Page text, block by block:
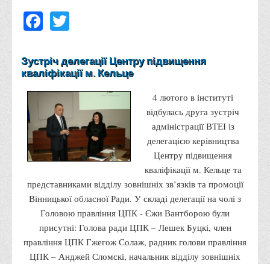
Структура
Факультети
Торгівлі, маркетингу та сфери обслуговування
Економіки, менеджменту та права
Кафедри
Маркетингу та реклами
Товарознавства, експертизи та торговельного
підприємництва
Туризму та готельно-ресторанної справи
Фізичного виховання та спорту
Менеджменту та публічного управління
Facebook
Зустріч делегації Центру підвищення
кваліфікації м. Кельце
4 лютого в інституті
відбулась друга зустріч
адміністрації ВТЕІ із
делегацією керівництва
Центру підвищення
кваліфікації м. Кельце та
представниками відділу зовнішніх зв’язків та промоції
Вінницької обласної Ради. У складі делегації на чолі з
Головою правління ЦПК - Єжи Вантборою були
присутні: Голова ради ЦПК – Лешек Буцкі, член
правління ЦПК Гжегож Солаж, радник голови правління
ЦПК – Анджей Сломскі, начальник відділу зовнішніх